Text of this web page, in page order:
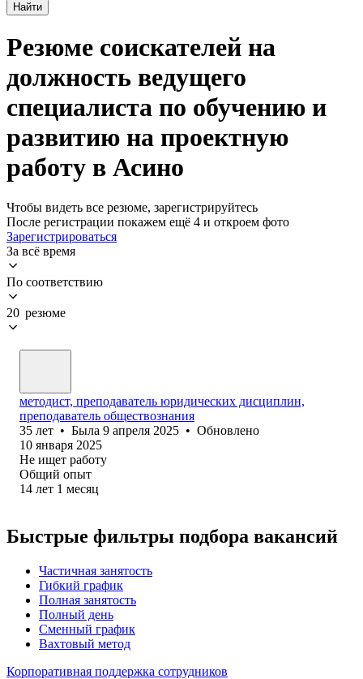
Найти
Резюме соискателей на
должность ведущего
специалиста по обучению и
развитию на проектную
работу в Асино
Чтобы видеть все резюме, зарегистрируйтесь
После регистрации покажем ещё 4 и откроем фото
Зарегистрироваться
За всё время
По соответствию
20 резюме
методист, преподаватель юридических дисциплин,
преподаватель обществознания
35 лет • Была 9 апреля 2025 • Обновлено
10 января 2025
Не ищет работу
Общий опыт
14 лет 1 месяц
Быстрые фильтры подбора вакансий
Частичная занятость
Гибкий график
Полная занятость
Полный день
Сменный график
Вахтовый метод
Корпоративная поддержка сотрудников